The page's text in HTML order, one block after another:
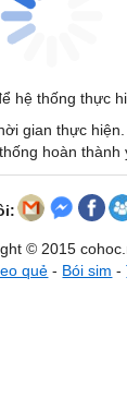
hệ thống thực
gian thực
hoàn thành
© 2015
quẻ - Bói sim -